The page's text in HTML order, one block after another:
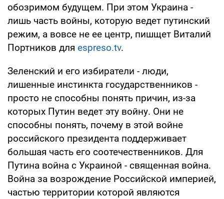
обозримом будущем. При этом Украина -
лишь часть войны, которую ведет путинский
режим, а вовсе не ее центр, пишщет Виталий
Портников для espreso.tv.
Зеленский и его избиратели - люди,
лишенные инстинкта государственников -
просто не способны понять причин, из-за
которых Путин ведет эту войну. Они не
способны понять, почему в этой войне
российского президента поддерживает
большая часть его соотечественников. Для
Путина война с Украиной - священная война.
Война за возрождение Российской империей,
частью территории которой являются